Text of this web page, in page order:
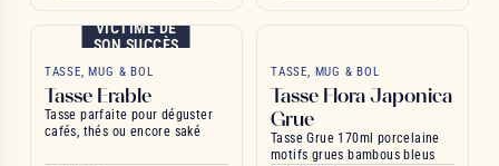
VICTIME DE
SON SUCCÈS
TASSE, MUG & BOL
Tasse Erable
Tasse parfaite pour déguster
cafés, thés ou encore saké
TASSE, MUG & BOL
Tasse Flora Japonica
Grue
Tasse Grue 170ml porcelaine
motifs grues bambous bleus